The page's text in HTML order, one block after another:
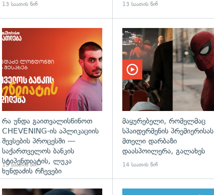
13 საათის წინ 13 საათის წინ
გადახედვა
რა უნდა გაითვალისწინოთ
CHEVENING-ის აპლიკაციის
შევსების პროცესში —
საქართველოს ბანკის
სტიპენდიატის, ლუკა
ხუნდაძის რჩევები
13 საათის წინ
მაყურებელი, რომელმაც
სპაიდერმენის პრემიერისას
მთელი დარბაზი
დაასპოილერა, გალახეს
14 საათის წინ